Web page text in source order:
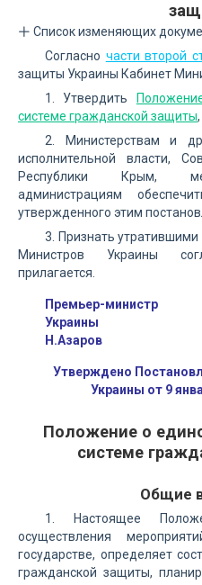
Список изменяющих
Согласно части второй
защиты Украины Кабинет
1. Утвердить
системе гражданской защиты
2. Министерствам и
исполнительной власти,
Республики Крым,
администрациям
утвержденного этим
3. Признать
Министров Украины
прилагается.
Премьер-министр
Украины
Н.Азаров
Утверждено
Украины от 9
Положение о
системе
Общие
1. Настоящее
осуществления
государстве, определяет
гражданской защиты,